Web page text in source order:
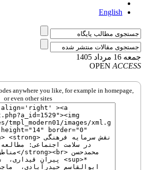
English
مرداد 1405
OPEN
anywhere you like, for example in homepage,
or even other sites